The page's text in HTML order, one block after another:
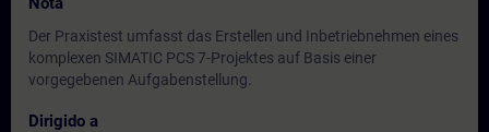
Der Praxistest umfasst das Erstellen und Inbetriebnehmen eines
komplexen SIMATIC PCS 7-Projektes auf Basis einer
vorgegebenen Aufgabenstellung.
Dirigido a